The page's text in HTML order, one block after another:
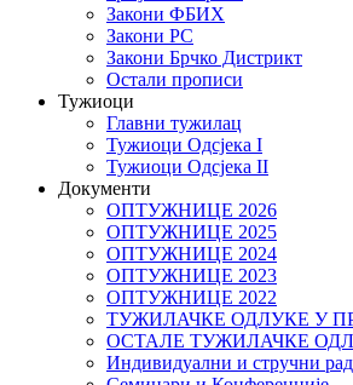
Закони ФБИХ
Закони РС
Закони Брчко Дистрикт
Остали прописи
Тужиоци
Главни тужилац
Тужиоци Oдсјекa I
Тужиоци Oдсјекa II
Документи
ОПТУЖНИЦЕ 2026
ОПТУЖНИЦЕ 2025
ОПТУЖНИЦЕ 2024
ОПТУЖНИЦЕ 2023
ОПТУЖНИЦЕ 2022
ТУЖИЛАЧКЕ ОДЛУКЕ У
ОСТАЛЕ ТУЖИЛАЧКЕ
Индивидуални и стручни